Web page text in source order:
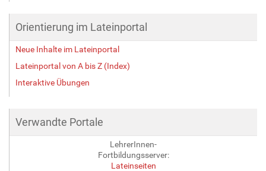
Orientierung im Lateinportal
Neue Inhalte im Lateinportal
Lateinportal von A bis Z (Index)
Interaktive Übungen
Verwandte Portale
LehrerInnen-
Fortbildungsserver:
Lateinseiten